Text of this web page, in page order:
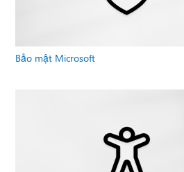
Bảo mật Microsoft